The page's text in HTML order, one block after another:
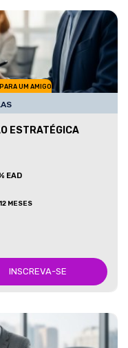
UM AMIGO
ESTRATÉGICA
EAD
MESES
INSCREVA-SE